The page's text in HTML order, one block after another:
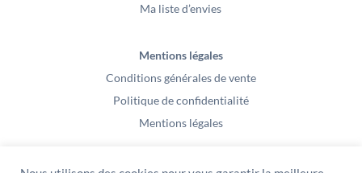
Ma liste d’envies
Mentions légales
Conditions générales de vente
Politique de confidentialité
Mentions légales